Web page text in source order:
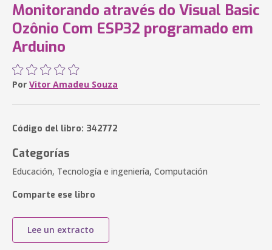
Monitorando através do Visual Basic
Ozônio Com ESP32 programado em
Arduino
Por Vitor Amadeu Souza
Código del libro: 342772
Categorías
Educación, Tecnología e ingeniería, Computación
Comparte ese libro
Lee un extracto